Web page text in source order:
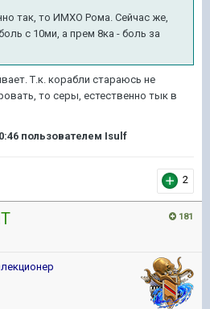
так, то ИМХО Рома. Сейчас же,
с 10ми, а прем 8ка - боль за
Т.к. корабли стараюсь не
то серы, естественно тык в
пользователем Isulf
2
181